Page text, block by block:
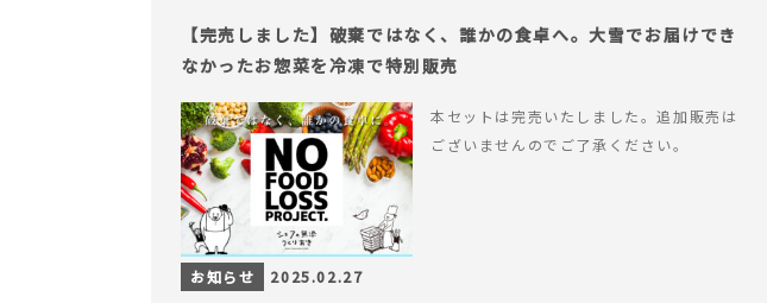
【完売しました】破棄ではなく、誰かの食卓へ。大雪でお届けでき
なかったお惣菜を冷凍で特別販売
本セットは完売いたしました。追加販売は
ございませんのでご了承ください。
お知らせ 2025.02.27